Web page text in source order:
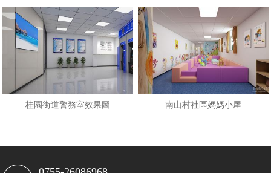
桂園街道警務室效果圖 南山村社區媽媽小屋